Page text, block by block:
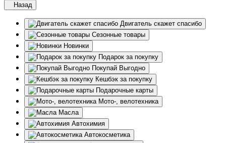
Назад
Двигатель скажет спасибо
Сезонные товары
Новинки
Подарок за покупку
Покупай Выгодно
Кешбэк за покупку
Подарочные карты
Мото-, велотехника
Масла
Автохимия
Автокосметика